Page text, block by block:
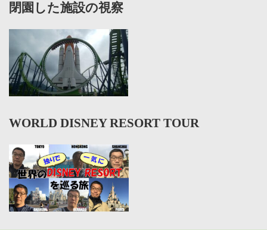
閉園した施設の視察
WORLD DISNEY RESORT TOUR